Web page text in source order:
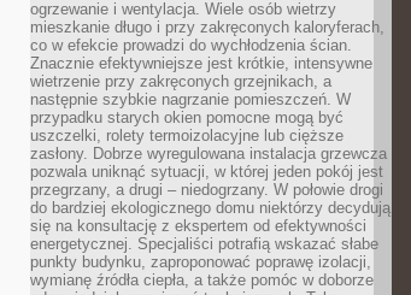
ogrzewanie i wentylacja. Wiele osób wietrzy
mieszkanie długo i przy zakręconych kaloryferach,
co w efekcie prowadzi do wychłodzenia ścian.
Znacznie efektywniejsze jest krótkie, intensywne
wietrzenie przy zakręconych grzejnikach, a
następnie szybkie nagrzanie pomieszczeń. W
przypadku starych okien pomocne mogą być
uszczelki, rolety termoizolacyjne lub cięższe
zasłony. Dobrze wyregulowana instalacja grzewcza
pozwala uniknąć sytuacji, w której jeden pokój jest
przegrzany, a drugi – niedogrzany. W połowie drogi
do bardziej ekologicznego domu niektórzy decydują
się na konsultację z ekspertem od efektywności
energetycznej. Specjaliści potrafią wskazać słabe
punkty budynku, zaproponować poprawę izolacji,
wymianę źródła ciepła, a także pomóc w doborze